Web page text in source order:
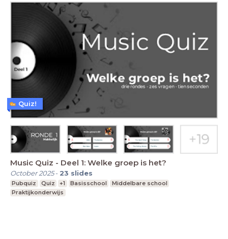
Music Quiz - Deel 1: Welke groep is het?
October 2025- 23 slides
Pubquiz Quiz +1 Basisschool
Middelbare school
Praktijkonderwijs
Quiz!